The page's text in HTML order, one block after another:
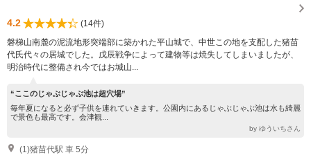
4.2
(14件)
磐梯山南麓の泥流地形突端部に築かれた平山城で、中世この地を支配した猪苗
代氏代々の居城でした。戊辰戦争によって建物等は焼失してしまいましたが、
明治時代に整備され今ではお城山...
“ここのじゃぶじゃぶ池は超穴場”
毎年夏になると必ず子供を連れていきます。公園内にあるじゃぶじゃぶ池は水も綺麗
で景色も最高です。会津観...
by ゆういちさん
(1)猪苗代駅 車 5分